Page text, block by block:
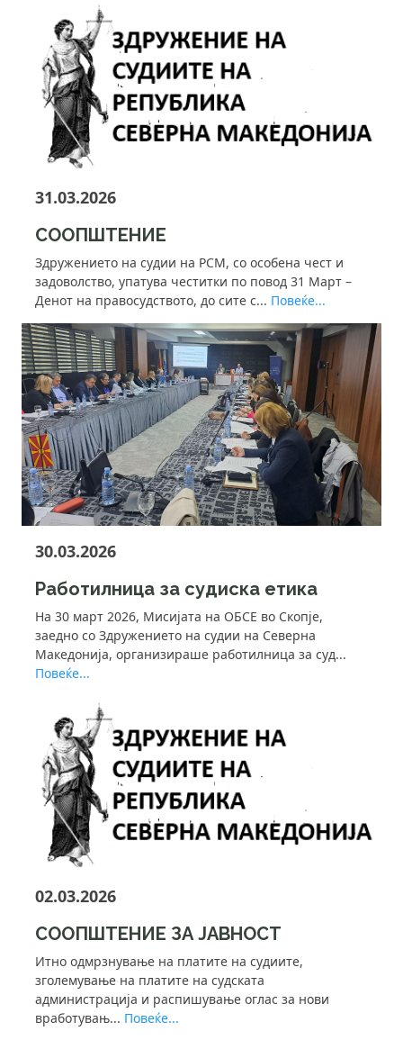
31.03.2026
СООПШТЕНИЕ
Здружението на судии на РСМ, со особена чест и
задоволство, упатува честитки по повод 31 Март –
Денот на правосудството, до сите с... Повеќе...
30.03.2026
Работилница за судиска етика
На 30 март 2026, Мисијата на ОБСЕ во Скопје,
заедно со Здружението на судии на Северна
Македонија, организираше работилница за суд...
Повеќе...
02.03.2026
СООПШТЕНИЕ ЗА ЈАВНОСТ
Итно одмрзнување на платите на судиите,
зголемување на платите на судската
администрација и распишување оглас за нови
вработувањ... Повеќе...